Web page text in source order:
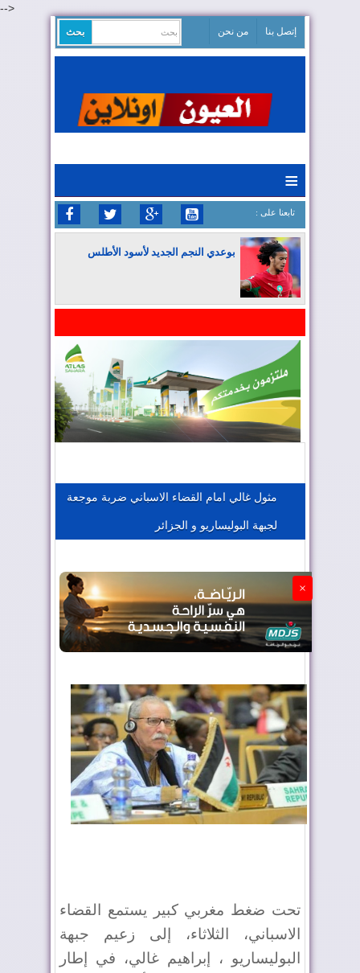
-->
إتصل بنا من نحن
≡
: تابعنا على
بوعدي النجم الجديد لأسود الأطلس
المغرب يعزز موقعه في صناعة الطيران
الجزائر تستسلم لفرنسا
مثول غالي امام القضاء الاسباني ضربة موجعة
لجبهة البوليساريو و الجزائر
×
تحت ضغط مغربي كبير يستمع القضاء
الاسباني، الثلاثاء، إلى زعيم جبهة
البوليساريو ، إبراهيم غالي، في إطار